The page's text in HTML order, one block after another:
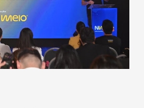
coronavírus”, apontou o
epidemia com chance de
gerar um grande risco à
“Precisamos saber fazer a
para não so...